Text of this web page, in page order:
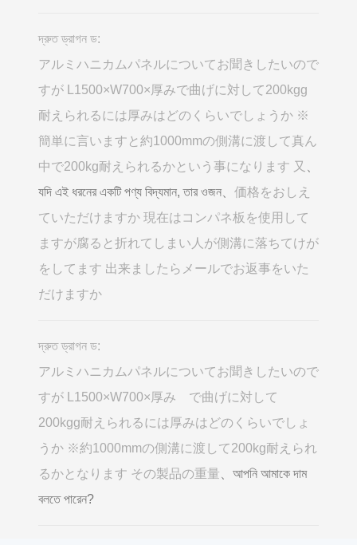
দ্রুত ড্রাগন ড:
アルミハニカムパネルについてお聞きしたいので
すが L1500×W700×厚みで曲げに対して200kgg
耐えられるには厚みはどのくらいでしょうか ※
簡単に言いますと約1000mmの側溝に渡して真ん
中で200kg耐えられるかという事になります 又
যদি এই ধরনের একটি পণ্য বিদ্যমান, তার ওজন、 価格をおしえ
ていただけますか 現在はコンパネ板を使用して
ますが腐ると折れてしまい人が側溝に落ちてけが
をしてます 出来ましたらメールでお返事をいた
だけますか
দ্রুত ড্রাগন ড:
アルミハニカムパネルについてお聞きしたいので
すが L1500×W700×厚み で曲げに対して
200kgg耐えられるには厚みはどのくらいでしょ
うか ※約1000mmの側溝に渡して200kg耐えられ
るかとなります その製品の重量 、আপনি আমাকে দাম
বলতে পারেন?